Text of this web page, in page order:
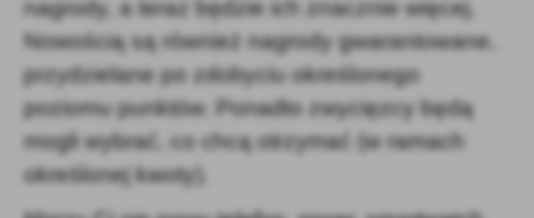
nagrody, a teraz będzie ich znacznie więcej.
Nowością są również nagrody gwarantowane,
przydzielane po zdobyciu określonego
poziomu punktów. Ponadto zwycięzcy będą
mogli wybrać, co chcą otrzymać (w ramach
określonej kwoty).